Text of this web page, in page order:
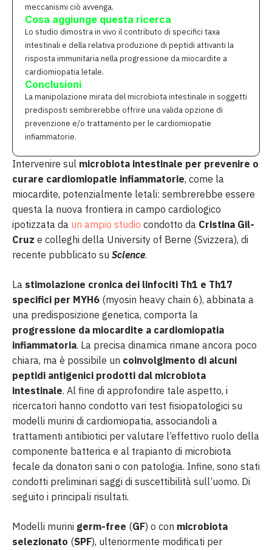
meccanismi ciò avvenga.
Cosa aggiunge questa ricerca
Lo studio dimostra in vivo il contributo di specifici taxa
intestinali e della relativa produzione di peptidi attivanti la
risposta immunitaria nella progressione da miocardite a
cardiomiopatia letale.
Conclusioni
La manipolazione mirata del microbiota intestinale in soggetti
predisposti sembrerebbe offrire una valida opzione di
prevenzione e/o trattamento per le cardiomiopatie
infiammatorie.
Intervenire sul microbiota intestinale per prevenire o
curare cardiomiopatie infiammatorie, come la
miocardite, potenzialmente letali: sembrerebbe essere
questa la nuova frontiera in campo cardiologico
ipotizzata da un ampio studio condotto da Cristina Gil-
Cruz e colleghi della University of Berne (Svizzera), di
recente pubblicato su Science.
La stimolazione cronica dei linfociti Th1 e Th17
specifici per MYH6 (myosin heavy chain 6), abbinata a
una predisposizione genetica, comporta la
progressione da miocardite a cardiomiopatia
infiammatoria. La precisa dinamica rimane ancora poco
chiara, ma è possibile un coinvolgimento di alcuni
peptidi antigenici prodotti dal microbiota
intestinale. Al fine di approfondire tale aspetto, i
ricercatori hanno condotto vari test fisiopatologici su
modelli murini di cardiomiopatia, associandoli a
trattamenti antibiotici per valutare l’effettivo ruolo della
componente batterica e al trapianto di microbiota
fecale da donatori sani o con patologia. Infine, sono stati
condotti preliminari saggi di suscettibilità sull’uomo. Di
seguito i principali risultati.
Modelli murini germ-free (GF) o con microbiota
selezionato (SPF), ulteriormente modificati per